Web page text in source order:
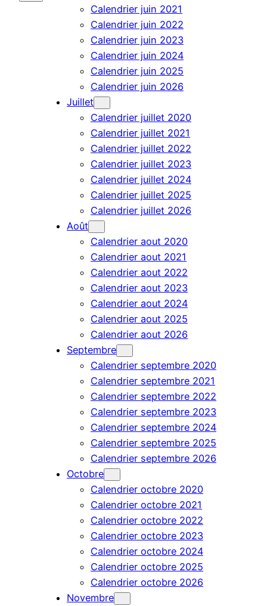
Calendrier juin 2021
Calendrier juin 2022
Calendrier juin 2023
Calendrier juin 2024
Calendrier juin 2025
Calendrier juin 2026
Juillet
Calendrier juillet 2020
Calendrier juillet 2021
Calendrier juillet 2022
Calendrier juillet 2023
Calendrier juillet 2024
Calendrier juillet 2025
Calendrier juillet 2026
Août
Calendrier aout 2020
Calendrier aout 2021
Calendrier aout 2022
Calendrier aout 2023
Calendrier aout 2024
Calendrier aout 2025
Calendrier aout 2026
Septembre
Calendrier septembre 2020
Calendrier septembre 2021
Calendrier septembre 2022
Calendrier septembre 2023
Calendrier septembre 2024
Calendrier septembre 2025
Calendrier septembre 2026
Octobre
Calendrier octobre 2020
Calendrier octobre 2021
Calendrier octobre 2022
Calendrier octobre 2023
Calendrier octobre 2024
Calendrier octobre 2025
Calendrier octobre 2026
Novembre